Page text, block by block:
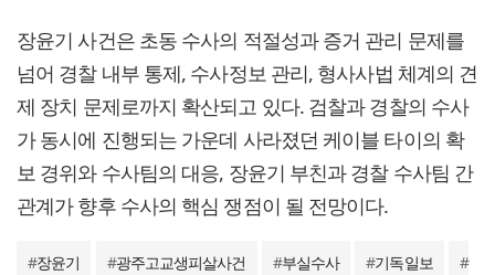
장윤기 사건은 초동 수사의 적절성과 증거 관리 문제를
넘어 경찰 내부 통제, 수사정보 관리, 형사사법 체계의 견
제 장치 문제로까지 확산되고 있다. 검찰과 경찰의 수사
가 동시에 진행되는 가운데 사라졌던 케이블 타이의 확
보 경위와 수사팀의 대응, 장윤기 부친과 경찰 수사팀 간
관계가 향후 수사의 핵심 쟁점이 될 전망이다.
#장윤기 #광주고교생피살사건 #부실수사 #기독일보
#